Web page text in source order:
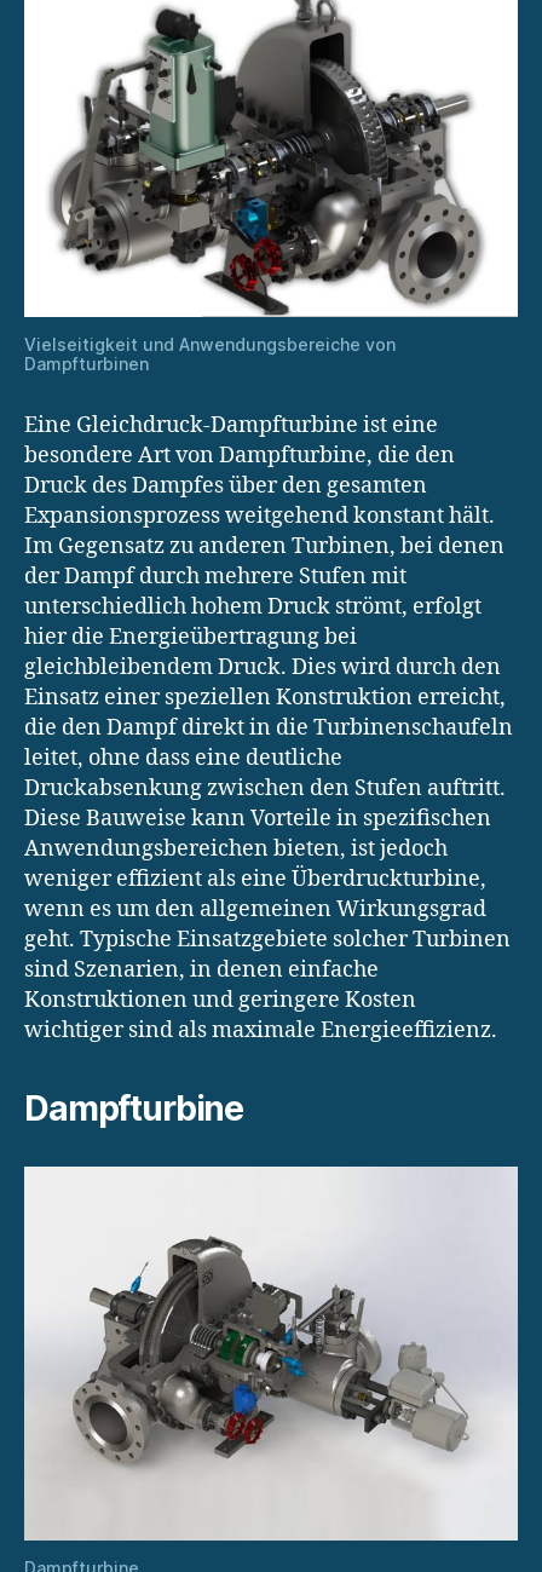
Vielseitigkeit und Anwendungsbereiche von
Dampfturbinen
Eine Gleichdruck-Dampfturbine ist eine
besondere Art von Dampfturbine, die den
Druck des Dampfes über den gesamten
Expansionsprozess weitgehend konstant hält.
Im Gegensatz zu anderen Turbinen, bei denen
der Dampf durch mehrere Stufen mit
unterschiedlich hohem Druck strömt, erfolgt
hier die Energieübertragung bei
gleichbleibendem Druck. Dies wird durch den
Einsatz einer speziellen Konstruktion erreicht,
die den Dampf direkt in die Turbinenschaufeln
leitet, ohne dass eine deutliche
Druckabsenkung zwischen den Stufen auftritt.
Diese Bauweise kann Vorteile in spezifischen
Anwendungsbereichen bieten, ist jedoch
weniger effizient als eine Überdruckturbine,
wenn es um den allgemeinen Wirkungsgrad
geht. Typische Einsatzgebiete solcher Turbinen
sind Szenarien, in denen einfache
Konstruktionen und geringere Kosten
wichtiger sind als maximale Energieeffizienz.
Dampfturbine
Dampfturbine